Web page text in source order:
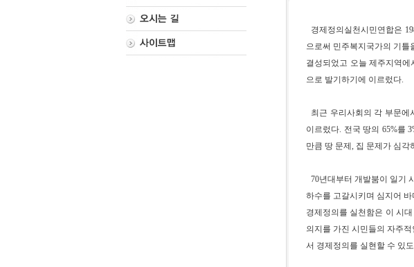
경제정의실천시민연합은
으로써 민주복지국가의 기틀
결성되었고 오늘 제주지역
으로 발기하기에 이르렀다.
최근 우리사회의 각 부문에
이르렀다. 전국 땅의 65%를
만큼 땅 문제, 집 문제가 심각
70년대부터 개발붐이 일기
하수를 고갈시키며 심지어
경제정의를 실천함은 이 시
의지를 가진 시민들의 자주
서 경제정의를 실현할 수 있